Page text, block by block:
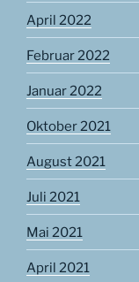
April 2022
Februar 2022
Januar 2022
Oktober 2021
August 2021
Juli 2021
Mai 2021
April 2021